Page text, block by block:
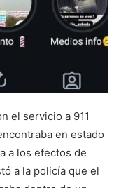
el servicio a 911
en estado
a los efectos de
a la policía que el